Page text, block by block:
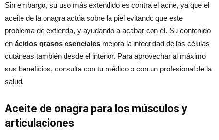
Sin embargo, su uso más extendido es contra el acné, ya que el
aceite de la onagra actúa sobre la piel evitando que este
problema de extienda, y ayudando a acabar con él. Su contenido
en ácidos grasos esenciales mejora la integridad de las células
cutáneas también desde el interior. Para aprovechar al máximo
sus beneficios, consulta con tu médico o con un profesional de la
salud.
Aceite de onagra para los músculos y
articulaciones